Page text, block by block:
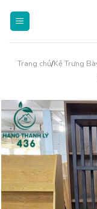
Trang chủ/Kệ Trưng